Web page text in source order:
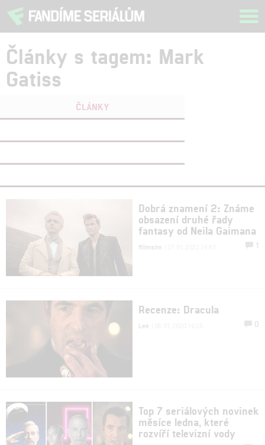
Články s tagem: Mark
Gatiss
ČLÁNKY
Dobrá znamení 2: Známe
obsazení druhé řady
fantasy od Neila Gaimana
filmsim 1
Recenze: Dracula
Lee 0
Top 7 seriálových novinek
měsíce ledna, které
rozvíří televizní vody